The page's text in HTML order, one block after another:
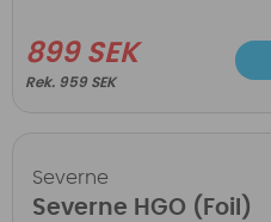
899 SEK
959 SEK
Severne
Severne HGO (Foil)